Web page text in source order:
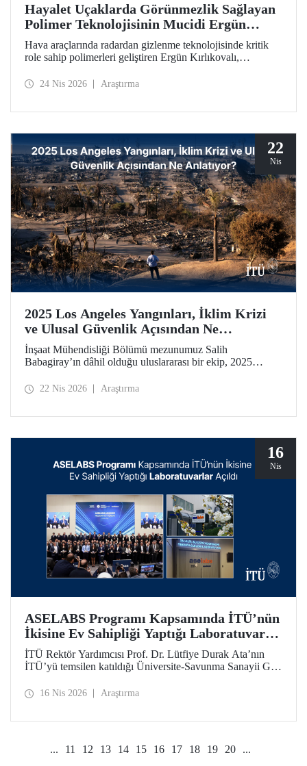
Hayalet Uçaklarda Görünmezlik Sağlayan
Polimer Teknolojisinin Mucidi Ergün
Kırlıkovalı, İTÜ’deydi
Hava araçlarında radardan gizlenme teknolojisinde kritik
role sahip polimerleri geliştiren Ergün Kırlıkovalı,
İTÜ’lülerle bir araya geldi.
24 Nis 2026 Araştırma
22
Nis
2025 Los Angeles Yangınları, İklim Krizi
ve Ulusal Güvenlik Açısından Ne
Anlatıyor?
İnşaat Mühendisliği Bölümü mezunumuz Salih
Babagiray’ın dâhil olduğu uluslararası bir ekip, 2025
yangınları mercek altına alan bir çalışmaya imza attı.
odaklı yayın organı olan Nature Cities’te yayımlandı.
22 Nis 2026 Araştırma
16
Nis
ASELABS Programı Kapsamında İTÜ’nün
İkisine Ev Sahipliği Yaptığı Laboratuvarlar
Açıldı
İTÜ Rektör Yardımcısı Prof. Dr. Lütfiye Durak Ata’nın
İTÜ’yü temsilen katıldığı Üniversite-Savunma Sanayii Güç
yapıldı. ASELABS kapsamındaki “RF Mikrodalga
16 Nis 2026 Araştırma
... 11 12 13 14 15 16 17 18 19 20 ...